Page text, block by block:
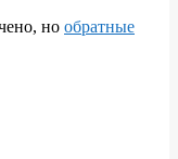
но обратные